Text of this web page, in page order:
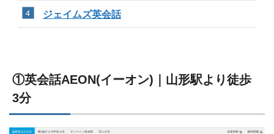
ジェイムズ英会話
①英会話AEON(イーオン)｜山形駅より徒歩
3分